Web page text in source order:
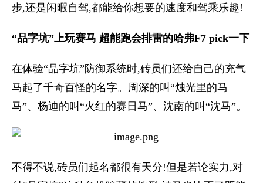
步,还是闲暇自驾,都能给你想要的速度和驾乘乐趣!
“品字坑”上玩赛马 超能跑会排雷的哈弗F7 pick一下
在体验“品字坑”防御系统时,砖员们还给自己的充气
马起了千奇百怪的名字。周深的叫“烛光里的马
马”、杨迪的叫“火红的赛日马”、沈南的叫“沈马”。
不得不说,砖员们起名都很有天分!但是若论实力,对